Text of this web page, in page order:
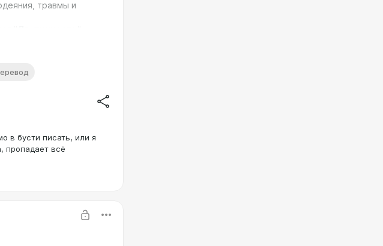
травмы и
учителями, а
"Красота,
и успех, {не}
"
в бусти писать, или я
пропадает всё